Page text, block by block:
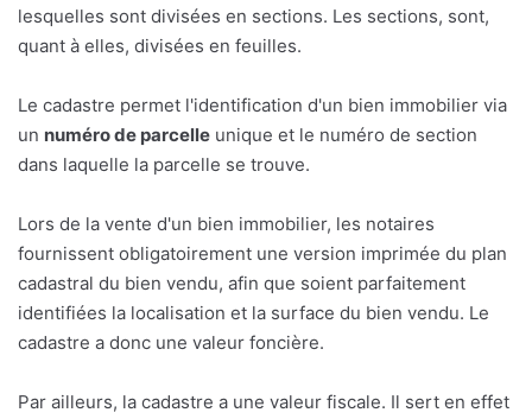
lesquelles sont divisées en sections. Les sections, sont,
quant à elles, divisées en feuilles.
Le cadastre permet l'identification d'un bien immobilier via
un numéro de parcelle unique et le numéro de section
dans laquelle la parcelle se trouve.
Lors de la vente d'un bien immobilier, les notaires
fournissent obligatoirement une version imprimée du plan
cadastral du bien vendu, afin que soient parfaitement
identifiées la localisation et la surface du bien vendu. Le
cadastre a donc une valeur foncière.
Par ailleurs, la cadastre a une valeur fiscale. Il sert en effet